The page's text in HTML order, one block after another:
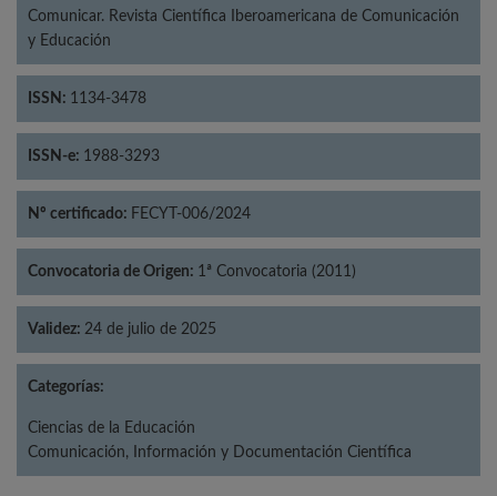
Comunicar. Revista Científica Iberoamericana de Comunicación
y Educación
ISSN: 1134-3478
ISSN-e: 1988-3293
Nº certificado: FECYT-006/2024
Convocatoria de Origen: 1ª Convocatoria (2011)
Validez: 24 de julio de 2025
Categorías:
Ciencias de la Educación
Comunicación, Información y Documentación Científica